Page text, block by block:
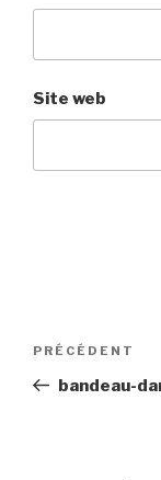
Site web
Navigation
l’article
Article
précédent
PRÉCÉDENT
bandeau-